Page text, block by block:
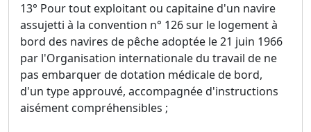
13° Pour tout exploitant ou capitaine d'un navire
assujetti à la convention n° 126 sur le logement à
bord des navires de pêche adoptée le 21 juin 1966
par l'Organisation internationale du travail de ne
pas embarquer de dotation médicale de bord,
d'un type approuvé, accompagnée d'instructions
aisément compréhensibles ;